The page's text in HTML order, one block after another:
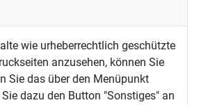
wie urheberrechtlich geschützte
anzusehen, können Sie
Sie das über den Menüpunkt
dazu den Button "Sonstiges" an